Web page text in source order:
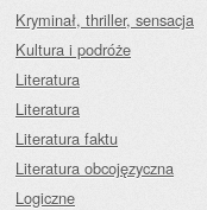
Kryminał, thriller, sensacja
Kultura i podróże
Literatura
Literatura
Literatura faktu
Literatura obcojęzyczna
Logiczne